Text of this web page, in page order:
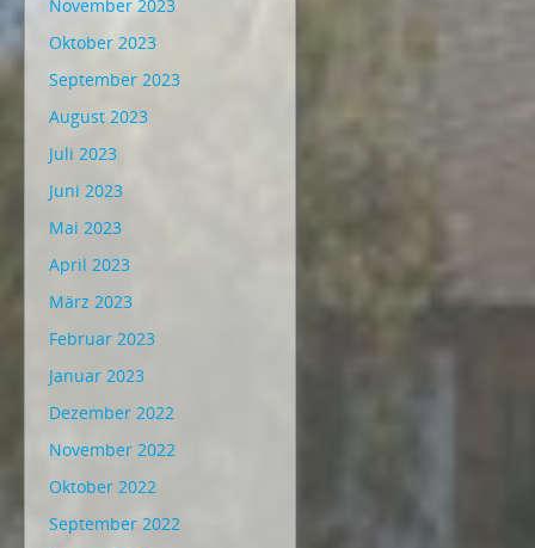
November 2023
Oktober 2023
September 2023
August 2023
Juli 2023
Juni 2023
Mai 2023
April 2023
März 2023
Februar 2023
Januar 2023
Dezember 2022
November 2022
Oktober 2022
September 2022